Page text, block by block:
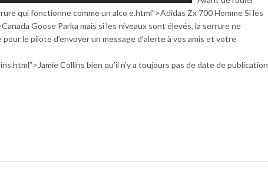
qui fonctionne comme un alco e.html”>Adidas Zx 700 Homme Si les
Goose Parka mais si les niveaux sont élevés, la serrure ne
le pilote d’envoyer un message d’alerte à vos amis et votre
Collins bien qu’il n’y a toujours pas de date de publication